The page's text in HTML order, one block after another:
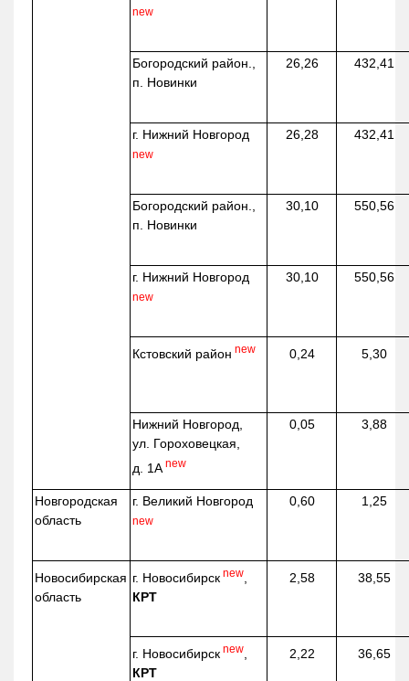
new
Богородский район.,
п. Новинки
26,26 432,41
г. Нижний Новгород
new
26,28 432,41
Богородский район.,
п. Новинки
30,10 550,56
г. Нижний Новгород
new
30,10 550,56
Кстовский район new 0,24 5,30
Нижний Новгород,
ул. Гороховецкая,
д. 1А new
0,05 3,88
Новгородская
область
г. Великий Новгород
new
0,60 1,25
Новосибирская
область
г. Новосибирск new
КРТ
2,58 38,55
г. Новосибирск new
КРТ
2,22 36,65